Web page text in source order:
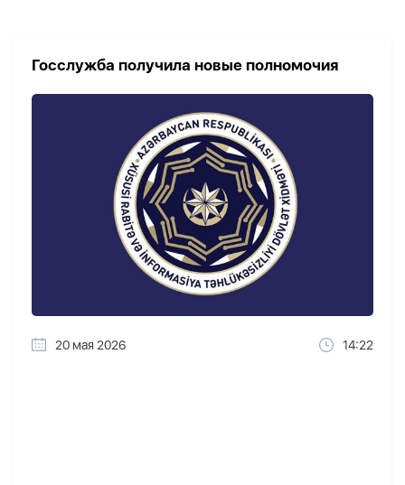
Госслужба получила новые полномочия
20 мая 2026 14:22